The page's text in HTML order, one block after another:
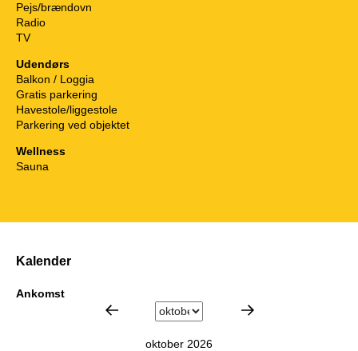
Pejs/brændovn
Radio
TV
Udendørs
Balkon / Loggia
Gratis parkering
Havestole/liggestole
Parkering ved objektet
Wellness
Sauna
Kalender
Ankomst
oktober 2026